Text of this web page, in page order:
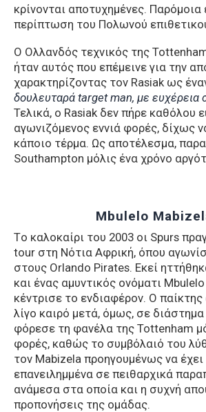
κρίνονται αποτυχημένες. Παρόμοια
περίπτωση του Πολωνού
Ο Ολλανδός τεχνικός της
ήταν αυτός που επέμεινε για την
χαρακτηρίζοντας τον Rasiak ως
δουλευταρά target man, με ευχέρεια
Τελικά, ο Rasiak δεν πήρε καθόλου
αγωνιζόμενος εννιά φορές, δίχως
κάποιο τέρμα. Ως αποτέλεσμα,
Southampton μόλις ένα χρόνο
Mbulelo
Tο καλοκαίρι του 2003 οι Spurs
tour στη Νότια Αφρική, όπου
στους Orlando Pirates. Εκεί
και ένας αμυντικός ονόματι
κέντρισε το ενδιαφέρον. Ο
λίγο καιρό μετά, όμως, σε
φόρεσε τη φανέλα της Tottenham
φορές, καθώς το συμβόλαιό του
τον Mabizela προηγουμένως να
επανειλημμένα σε πειθαρχικά
ανάμεσα στα οποία και η συχνή
προπονήσεις της ομάδας.